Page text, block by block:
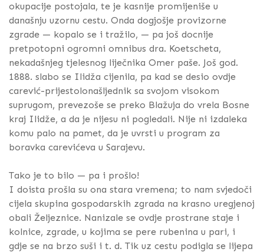
okupacije postojala, te je kasnije promijeniše u
današnju uzornu cestu. Onda dogjošje provizorne
zgrade — kopalo se i tražilo, — pa još docnije
pretpotopni ogromni omnibus dra. Koetscheta,
nekadašnjeg tjelesnog liječnika Omer paše. Još god.
1888. slabo se Ilidža cijenila, pa kad se desio ovdje
carević-prijestolonašljednik sa svojom visokom
suprugom, prevezoše se preko Blažuja do vrela Bosne
kraj Ilidže, a da je nijesu ni pogledali. Nije ni izdaleka
komu palo na pamet, da je uvrsti u program za
boravka carevićeva u Sarajevu.
Tako je to bilo — pa i prošlo!
I doista prošla su ona stara vremena; to nam svjedoči
cijela skupina gospodarskih zgrada na krasno uregjenoj
obali Željeznice. Nanizale se ovdje prostrane staje i
kolnice, zgrade, u kojima se pere rubenina u pari, i
gdje se na brzo suši i t. d. Tik uz cestu podigla se lijepa